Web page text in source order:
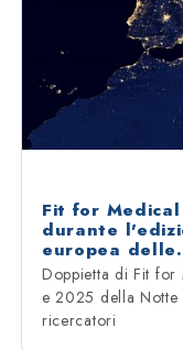
Fit for
durante
europea
Doppietta di Fit
e 2025 della
ricercatori